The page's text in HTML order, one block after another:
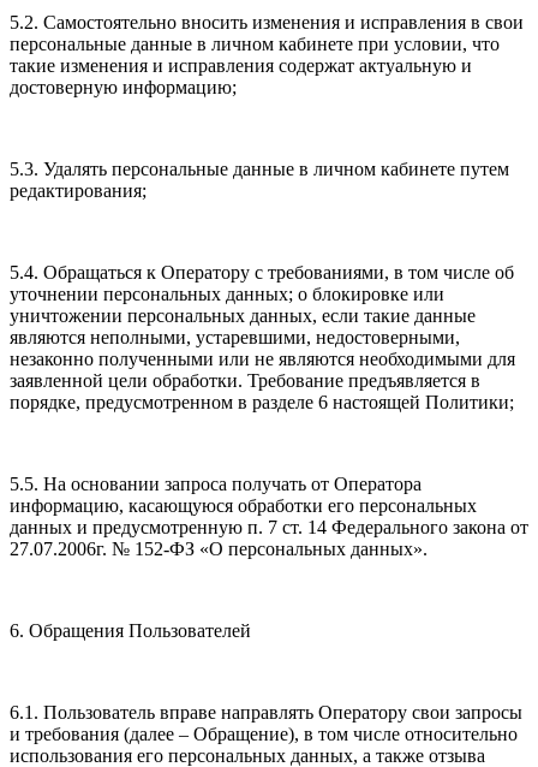
5.2. Самостоятельно вносить изменения и исправления в свои
персональные данные в личном кабинете при условии, что
такие изменения и исправления содержат актуальную и
достоверную информацию;
5.3. Удалять персональные данные в личном кабинете путем
редактирования;
5.4. Обращаться к Оператору с требованиями, в том числе об
уточнении персональных данных; о блокировке или
уничтожении персональных данных, если такие данные
являются неполными, устаревшими, недостоверными,
незаконно полученными или не являются необходимыми для
заявленной цели обработки. Требование предъявляется в
порядке, предусмотренном в разделе 6 настоящей Политики;
5.5. На основании запроса получать от Оператора
информацию, касающуюся обработки его персональных
данных и предусмотренную п. 7 ст. 14 Федерального закона от
27.07.2006г. № 152-ФЗ «О персональных данных».
6. Обращения Пользователей
6.1. Пользователь вправе направлять Оператору свои запросы
и требования (далее – Обращение), в том числе относительно
использования его персональных данных, а также отзыва